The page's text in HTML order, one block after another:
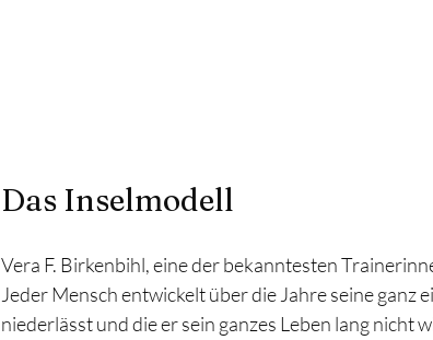
Das Inselmodell
Vera F. Birkenbihl, eine der bekanntesten
Jeder Mensch entwickelt über die Jahre seine ganz
niederlässt und die er sein ganzes Leben lang nicht